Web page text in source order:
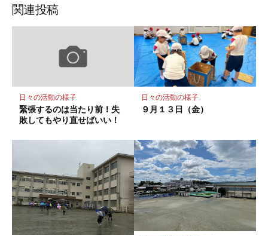
ア
ク
ー
ク
存
関連投稿
日々の活動の様子
緊張するのは当たり前！失
敗してもやり直せばいい！
日々の活動の様子
９月１３日（金）